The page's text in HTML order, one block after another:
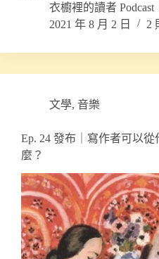
衣櫥裡的讀者 Podcast
2021 年 8 月 2 日
2
文學, 音樂
Ep. 24 發布｜寫作者可以
麼？